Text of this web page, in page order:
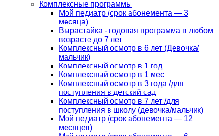
Комплексные программы
Мой педиатр (срок абонемента — 3
месяца)
Вырастайка - годовая программа в любом
возрасте до 7 лет
Комплексный осмотр в 6 лет (Девочка/
мальчик)
Комплексный осмотр в 1 год
Комплексный осмотр в 1 мес
Комплексный осмотр в 3 года /для
поступления в детский сад
Комплексный осмотр в 7 лет /для
поступления в школу (девочка/мальчик)
Мой педиатр (срок абонемента — 12
месяцев)